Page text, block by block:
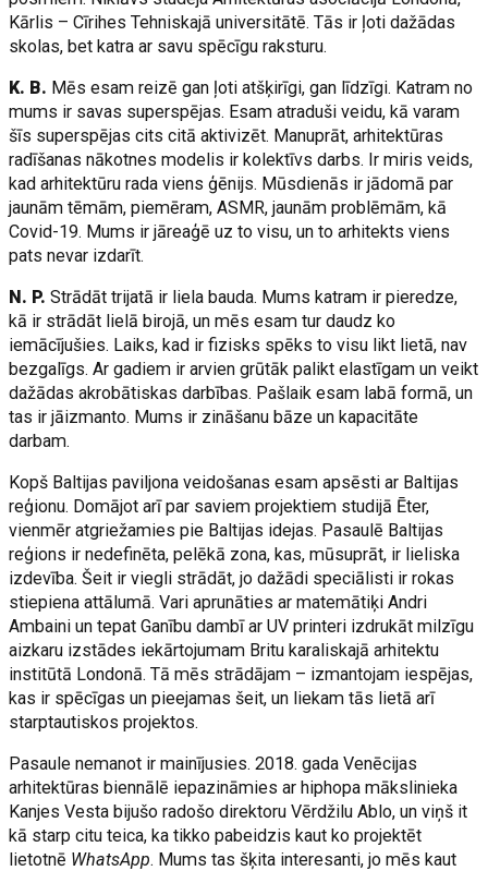
Kārlis – Cīrihes Tehniskajā universitātē. Tās ir ļoti dažādas
skolas, bet katra ar savu spēcīgu raksturu.
K. B. Mēs esam reizē gan ļoti atšķirīgi, gan līdzīgi. Katram no
mums ir savas superspējas. Esam atraduši veidu, kā varam
šīs superspējas cits citā aktivizēt. Manuprāt, arhitektūras
radīšanas nākotnes modelis ir kolektīvs darbs. Ir miris veids,
kad arhitektūru rada viens ģēnijs. Mūsdienās ir jādomā par
jaunām tēmām, piemēram, ASMR, jaunām problēmām, kā
Covid-19. Mums ir jāreaģē uz to visu, un to arhitekts viens
pats nevar izdarīt.
N. P.Strādāt trijatā ir liela bauda. Mums katram ir pieredze,
kā ir strādāt lielā birojā, un mēs esam tur daudz ko
iemācījušies. Laiks, kad ir fizisks spēks to visu likt lietā, nav
bezgalīgs. Ar gadiem ir arvien grūtāk palikt elastīgam un veikt
dažādas akrobātiskas darbības. Pašlaik esam labā formā, un
tas ir jāizmanto. Mums ir zināšanu bāze un kapacitāte
darbam.
Kopš Baltijas paviljona veidošanas esam apsēsti ar Baltijas
reģionu. Domājot arī par saviem projektiem studijā Ēter,
vienmēr atgriežamies pie Baltijas idejas. Pasaulē Baltijas
reģions ir nedefinēta, pelēkā zona, kas, mūsuprāt, ir lieliska
izdevība. Šeit ir viegli strādāt, jo dažādi speciālisti ir rokas
stiepiena attālumā. Vari aprunāties ar matemātiķi Andri
Ambaini un tepat Ganību dambī ar UV printeri izdrukāt milzīgu
aizkaru izstādes iekārtojumam Britu karaliskajā arhitektu
institūtā Londonā. Tā mēs strādājam – izmantojam iespējas,
kas ir spēcīgas un pieejamas šeit, un liekam tās lietā arī
starptautiskos projektos.
Pasaule nemanot ir mainījusies. 2018. gada Venēcijas
arhitektūras biennālē iepazināmies ar hiphopa mākslinieka
Kanjes Vesta bijušo radošo direktoru Vērdžilu Ablo, un viņš it
kā starp citu teica, ka tikko pabeidzis kaut ko projektēt
lietotnē WhatsApp. Mums tas šķita interesanti, jo mēs kaut